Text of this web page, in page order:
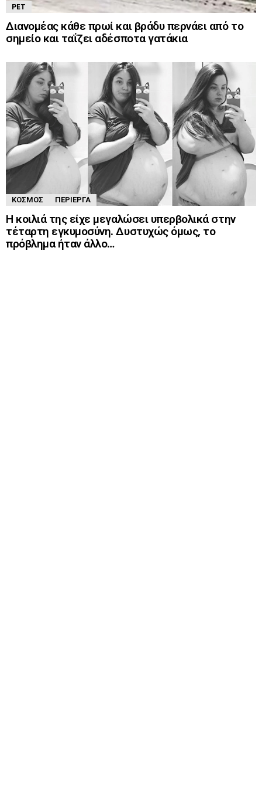
PET
Διανομέας κάθε πρωί και βράδυ περνάει από το
σημείο και ταΐζει αδέσποτα γατάκια
ΚΌΣΜΟΣ ΠΕΡΊΕΡΓΑ
Η κοιλιά της είχε μεγαλώσει υπερβολικά στην
τέταρτη εγκυμοσύνη. Δυστυχώς όμως, το
πρόβλημα ήταν άλλο…